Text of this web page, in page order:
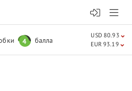
4 балла
USD 80.93
EUR 93.19